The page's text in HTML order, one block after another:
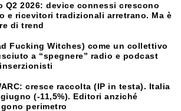
Q2 2026: device connessi crescono
e ricevitori tradizionali arretrano. Ma è
di trend
Fucking Witches) come un collettivo
a “spegnere” radio e podcast
cresce raccolta (IP in testa). Italia
(-11,5%). Editori anziché
perimetro